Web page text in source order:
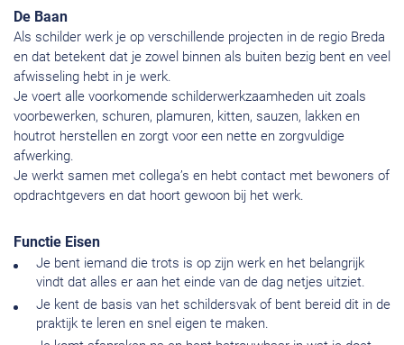
De Baan
Als schilder werk je op verschillende projecten in de regio Breda
en dat betekent dat je zowel binnen als buiten bezig bent en veel
afwisseling hebt in je werk.
Je voert alle voorkomende schilderwerkzaamheden uit zoals
voorbewerken, schuren, plamuren, kitten, sauzen, lakken en
houtrot herstellen en zorgt voor een nette en zorgvuldige
afwerking.
Je werkt samen met collega’s en hebt contact met bewoners of
opdrachtgevers en dat hoort gewoon bij het werk.
Functie Eisen
Je bent iemand die trots is op zijn werk en het belangrijk
vindt dat alles er aan het einde van de dag netjes uitziet.
Je kent de basis van het schildersvak of bent bereid dit in de
praktijk te leren en snel eigen te maken.